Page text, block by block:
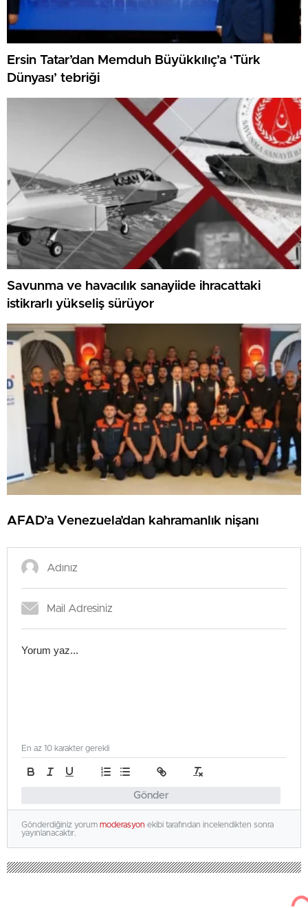
Ersin Tatar’dan Memduh Büyükkılıç’a ‘Türk
Dünyası’ tebriği
Savunma ve havacılık sanayiide ihracattaki
istikrarlı yükseliş sürüyor
AFAD’a Venezuela’dan kahramanlık nişanı
Gönder
En az 10 karakter gerekli
Gönderdiğiniz yorum moderasyon ekibi tarafından incelendikten sonra
yayınlanacaktır.